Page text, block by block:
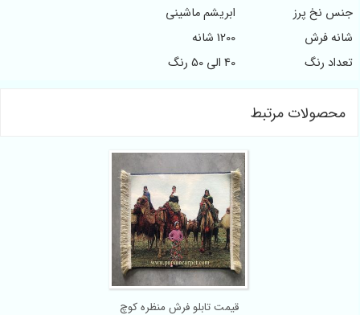
جنس نخ پرز
ابریشم ماشینی
شانه فرش
1200 شانه
تعداد رنگ
40 الی 50 رنگ
محصولات مرتبط
قیمت تابلو فرش منظره کوچ